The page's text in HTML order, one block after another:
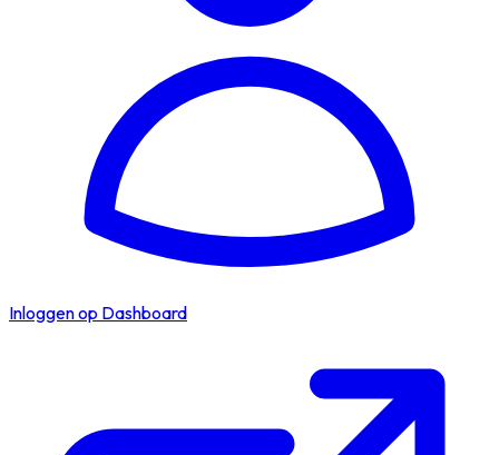
Inloggen op Dashboard